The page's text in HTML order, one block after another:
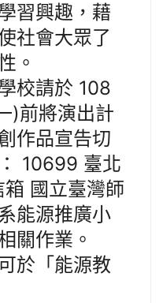
習興趣，藉
社會大眾了
。
校請於 108
)前將演出計
作品宣告切
10699 臺北
國立臺灣師
能源推廣小
關作業。
於「能源教